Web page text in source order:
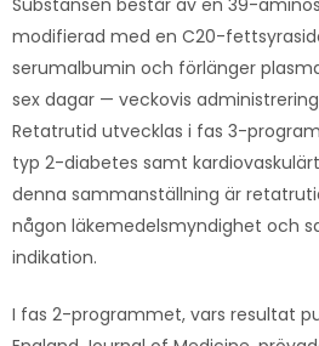
modifierad med en C20-
serumalbumin och förlänger
sex dagar — veckovis
Retatrutid utvecklas i fas 3-
typ 2-diabetes samt
denna sammanställning är
någon läkemedelsmyndighet och
indikation.
I fas 2-programmet, vars resultat